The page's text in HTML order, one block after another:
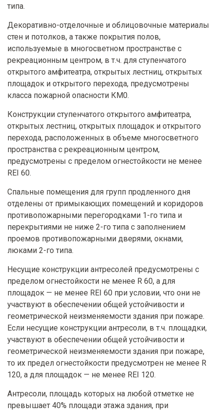
типа.
Декоративно-отделочные и облицовочные материалы
стен и потолков, а также покрытия полов,
используемые в многосветном пространстве с
рекреационным центром, в т.ч. для ступенчатого
открытого амфитеатра, открытых лестниц, открытых
площадок и открытого перехода, предусмотрены
класса пожарной опасности КМ0.
Конструкции ступенчатого открытого амфитеатра,
открытых лестниц, открытых площадок и открытого
перехода, расположенных в объеме многосветного
пространства с рекреационным центром,
предусмотрены с пределом огнестойкости не менее
REI 60.
Спальные помещения для групп продленного дня
отделены от примыкающих помещений и коридоров
противопожарными перегородками 1-го типа и
перекрытиями не ниже 2-го типа с заполнением
проемов противопожарными дверями, окнами,
люками 2-го типа.
Несущие конструкции антресолей предусмотрены с
пределом огнестойкости не менее R 60, а для
площадок — не менее REI 60 при условии, что они не
участвуют в обеспечении общей устойчивости и
геометрической неизменяемости здания при пожаре.
Если несущие конструкции антресоли, в т.ч. площадки,
участвуют в обеспечении общей устойчивости и
геометрической неизменяемости здания при пожаре,
то их предел огнестойкости предусмотрен не менее R
120, а для площадок — не менее REI 120.
Антресоли, площадь которых на любой отметке не
превышает 40% площади этажа здания, при